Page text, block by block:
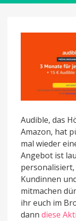
Audible, das
Amazon, hat
mal wieder
Angebot ist
Kundinnen
mitmachen
ihr euch im
dann diese